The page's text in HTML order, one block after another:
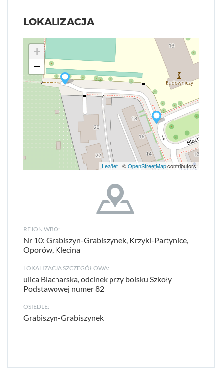
LOKALIZACJA
+
−
Leaflet | ©OpenStreetMapcontributors
REJON WBO:
Nr 10: Grabiszyn-Grabiszynek, Krzyki-Partynice,
Oporów, Klecina
LOKALIZACJA SZCZEGÓŁOWA:
ulica Blacharska, odcinek przy boisku Szkoły
Podstawowej numer 82
OSIEDLE:
Grabiszyn-Grabiszynek